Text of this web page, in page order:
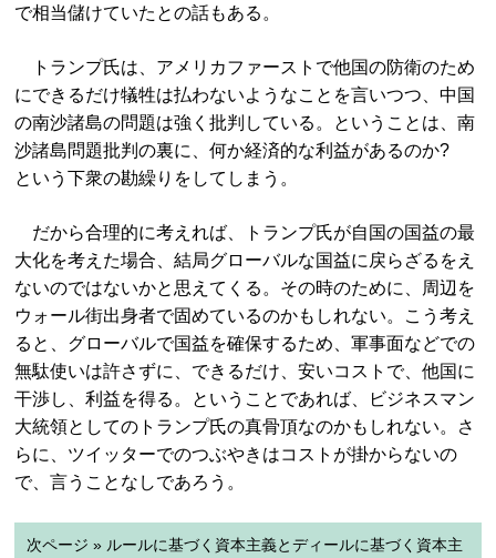
で相当儲けていたとの話もある。
トランプ氏は、アメリカファーストで他国の防衛のため
にできるだけ犠牲は払わないようなことを言いつつ、中国
の南沙諸島の問題は強く批判している。ということは、南
沙諸島問題批判の裏に、何か経済的な利益があるのか?
という下衆の勘繰りをしてしまう。
だから合理的に考えれば、トランプ氏が自国の国益の最
大化を考えた場合、結局グローバルな国益に戻らざるをえ
ないのではないかと思えてくる。その時のために、周辺を
ウォール街出身者で固めているのかもしれない。こう考え
ると、グローバルで国益を確保するため、軍事面などでの
無駄使いは許さずに、できるだけ、安いコストで、他国に
干渉し、利益を得る。ということであれば、ビジネスマン
大統領としてのトランプ氏の真骨頂なのかもしれない。さ
らに、ツイッターでのつぶやきはコストが掛からないの
で、言うことなしであろう。
次ページ » ルールに基づく資本主義とディールに基づく資本主